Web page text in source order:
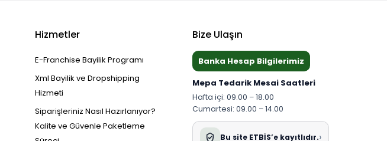
Hizmetler
E-Franchise Bayilik Programı
Xml Bayilik ve Dropshipping
Hizmeti
Siparişleriniz Nasıl Hazırlanıyor?
Kalite ve Güvenle Paketleme
Bize Ulaşın
Banka Hesap Bilgilerimiz
Mepa Tedarik Mesai Saatleri
Hafta içi: 09.00 – 18.00
Cumartesi: 09.00 – 14.00
Bu site ETBİS’e kayıtlıdır.›